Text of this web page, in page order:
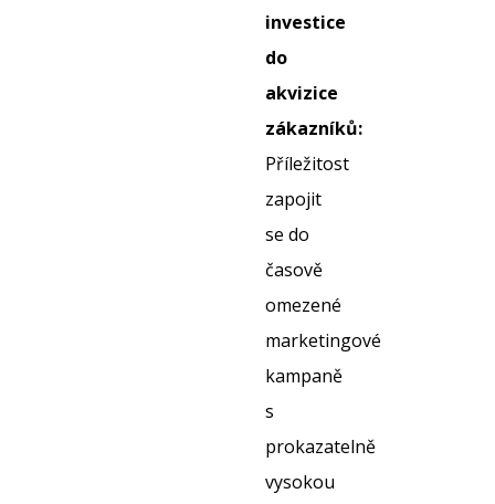
investice
do
akvizice
zákazníků:
Příležitost
zapojit
se do
časově
omezené
marketingové
kampaně
s
prokazatelně
vysokou